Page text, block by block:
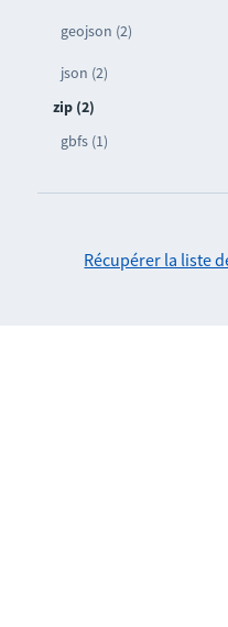
geojson (2)
json (2)
zip (2)
gbfs (1)
Récupérer la liste